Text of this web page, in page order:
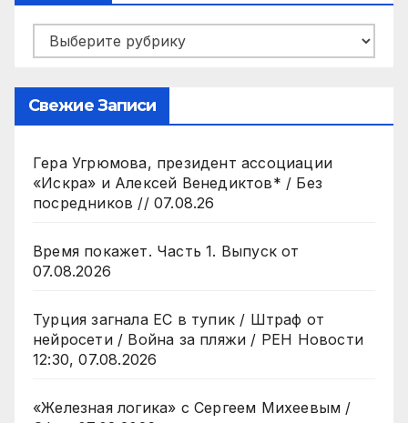
Рубрики
Свежие Записи
Гера Угрюмова, президент ассоциации
«Искра» и Алексей Венедиктов* / Без
посредников // 07.08.26
Время покажет. Часть 1. Выпуск от
07.08.2026
Турция загнала ЕС в тупик / Штраф от
нейросети / Война за пляжи / РЕН Новости
12:30, 07.08.2026
«Железная логика» с Сергеем Михеевым /